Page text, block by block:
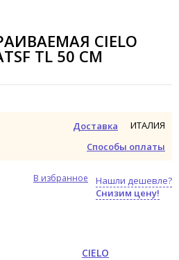
CIELO
TL 50 СМ
Доставка
Способы оплаты
ИТАЛИЯ
Нашли дешевле?
Снизим цену!
В избранное
CIELO